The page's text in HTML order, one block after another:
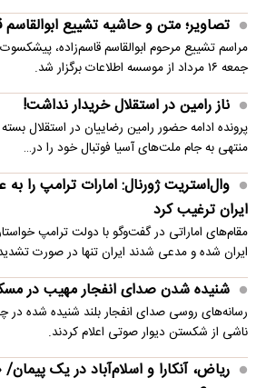
تصاویر؛ متن و حاشیه تشییع ابوالقاسم
مراسم تشییع مرحوم ابوالقاسم قاسم‌زاده،
جمعه ۱۶ مرداد از موسسه اطلاعات برگزار شد.
ناز رامین در استقلال خریدار نداشت!
پرونده ادامه حضور رامین رضاییان در استقلال
منتهی به جام ملت‌های آسیا فوتبال خود را در…
وال‌استریت ژورنال: امارات ترامپ را به
ایران ترغیب کرد
مقام‌های اماراتی در گفت‌وگو با دولت ترامپ
ایران شده و مدعی شدند ایران تنها در صورت
شنیده شدن صدای انفجار مهیب در
رسانه‌های روسی صدای انفجار بلند شنیده شده در
ناشی از شکستن دیوار صوتی اعلام کردند.
ریاض، آنکارا و اسلام‌آباد در یک